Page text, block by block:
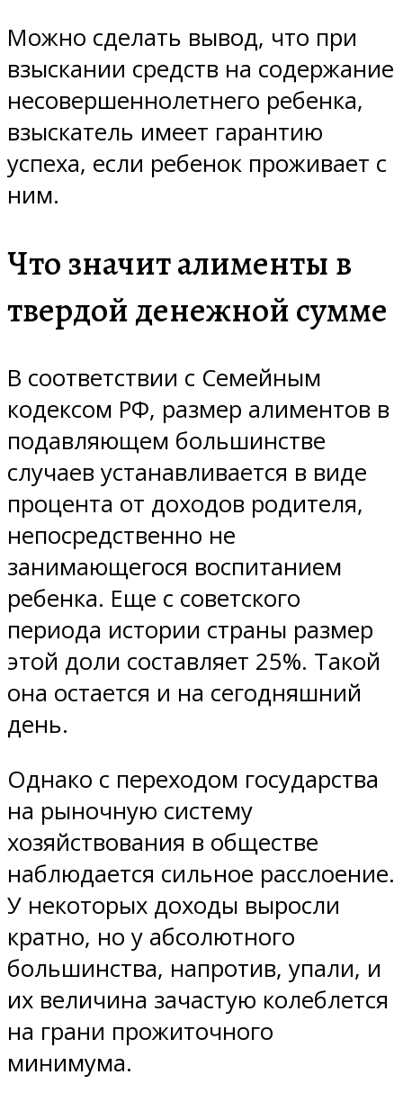
Можно сделать вывод, что при
взыскании средств на содержание
несовершеннолетнего ребенка,
взыскатель имеет гарантию
успеха, если ребенок проживает с
ним.
Что значит алименты в
твердой денежной сумме
В соответствии с Семейным
кодексом РФ, размер алиментов в
подавляющем большинстве
случаев устанавливается в виде
процента от доходов родителя,
непосредственно не
занимающегося воспитанием
ребенка. Еще с советского
периода истории страны размер
этой доли составляет 25%. Такой
она остается и на сегодняшний
день.
Однако с переходом государства
на рыночную систему
хозяйствования в обществе
наблюдается сильное расслоение.
У некоторых доходы выросли
кратно, но у абсолютного
большинства, напротив, упали, и
их величина зачастую колеблется
на грани прожиточного
минимума.